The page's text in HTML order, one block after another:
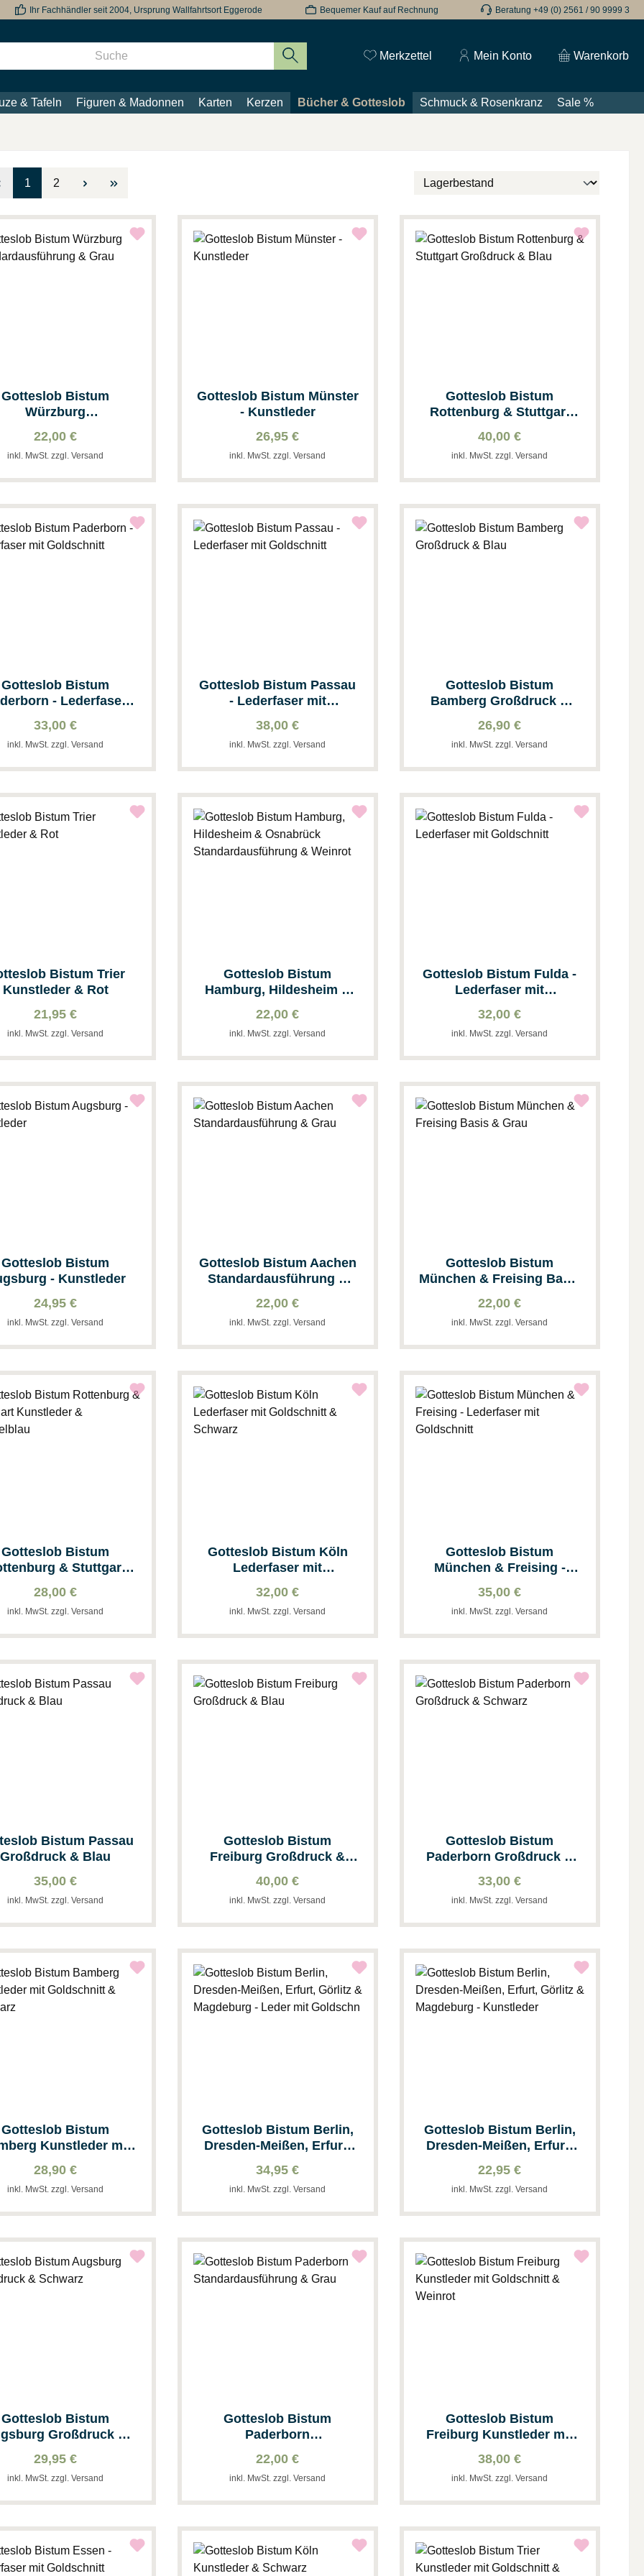
Ihr Fachhändler seit 2004, Ursprung Wallfahrtsort Eggerode Bequemer Kauf auf Rechnung Beratung +49 (0) 2561 / 90 9999 3
Merkzettel Du hast 0 Produkte auf dem Merkzettel
Mein Konto Warenkorb
& Tafeln Figuren & Madonnen Karten Kerzen Bücher & Gotteslob Schmuck & Rosenkranz Sale %
Seite
1 Seite
2
Gotteslob Bistum
Würzburg
Grau
22,00 €
inkl. MwSt. zzgl. Versand
Gotteslob Bistum Münster
- Kunstleder
26,95 €
inkl. MwSt. zzgl. Versand
Gotteslob Bistum
Rottenburg & Stuttgart
40,00 €
inkl. MwSt. zzgl. Versand
Gotteslob Bistum
- Lederfaser
33,00 €
inkl. MwSt. zzgl. Versand
Gotteslob Bistum Passau
- Lederfaser mit
38,00 €
inkl. MwSt. zzgl. Versand
Gotteslob Bistum
Bamberg Großdruck &
26,90 €
inkl. MwSt. zzgl. Versand
Bistum Trier
Kunstleder & Rot
21,95 €
inkl. MwSt. zzgl. Versand
Gotteslob Bistum
Hamburg, Hildesheim &
Standardausführung &
Weinrot
22,00 €
inkl. MwSt. zzgl. Versand
Gotteslob Bistum Fulda -
Lederfaser mit
32,00 €
inkl. MwSt. zzgl. Versand
Gotteslob Bistum
- Kunstleder
24,95 €
inkl. MwSt. zzgl. Versand
Gotteslob Bistum Aachen
Standardausführung &
22,00 €
inkl. MwSt. zzgl. Versand
Gotteslob Bistum
München & Freising Basis
22,00 €
inkl. MwSt. zzgl. Versand
Gotteslob Bistum
& Stuttgart
28,00 €
inkl. MwSt. zzgl. Versand
Gotteslob Bistum Köln
Lederfaser mit
32,00 €
inkl. MwSt. zzgl. Versand
Gotteslob Bistum
München & Freising -
Goldschnitt
35,00 €
inkl. MwSt. zzgl. Versand
Bistum Passau
Großdruck & Blau
35,00 €
inkl. MwSt. zzgl. Versand
Gotteslob Bistum
Freiburg Großdruck &
40,00 €
inkl. MwSt. zzgl. Versand
Gotteslob Bistum
Paderborn Großdruck &
33,00 €
inkl. MwSt. zzgl. Versand
Gotteslob Bistum
Kunstleder mit
28,90 €
inkl. MwSt. zzgl. Versand
Gotteslob Bistum Berlin,
Dresden-Meißen, Erfurt,
Leder mit Goldschn
34,95 €
inkl. MwSt. zzgl. Versand
Gotteslob Bistum Berlin,
Dresden-Meißen, Erfurt,
Kunstleder
22,95 €
inkl. MwSt. zzgl. Versand
Gotteslob Bistum
Großdruck &
29,95 €
inkl. MwSt. zzgl. Versand
Gotteslob Bistum
Paderborn
Grau
22,00 €
inkl. MwSt. zzgl. Versand
Gotteslob Bistum
Freiburg Kunstleder mit
38,00 €
inkl. MwSt. zzgl. Versand